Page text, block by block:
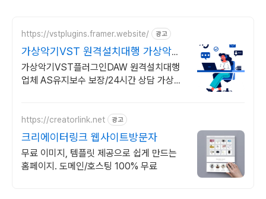
https://vstplugins.framer.website/ 광고
가상악기VST 원격설치대행 가상악기
플러그인 원격설치대행
가상악기VST플러그인DAW 원격설치대행
업체 AS유지보수 보장/24시간 상담 가상악
https://creatorlink.net 광고
크리에이터링크 웹사이트방문자
무료 이미지, 템플릿 제공으로 쉽게 만드는
홈페이지. 도메인/호스팅 100% 무료